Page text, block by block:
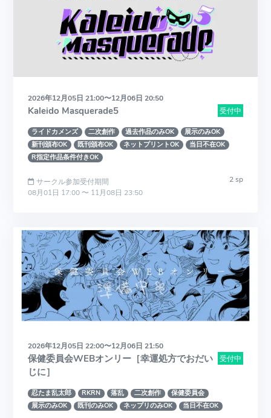
2026年12月05日 21:00〜12月06日 20:50
受付中
Kaleido Masquerade5
ライドカメンズ 二次創作 過去作品のみOK
展示のみOK
新刊頒布OK
既刊頒布OK ネットプリントOK
当日不在OK
R指定作品条件付きOK
2 sp
サークル参加受付期間
08月01日 17:00 〜 11月08日 23:50
2026年12月05日 22:00〜12月06日 21:50
受付中
保健委員会WEBオンリー［幸運処方でおだい
じに］
忍たま乱太郎 RKRN 落乱 二次創作
保健委員会
展示のみOK
既刊のみOK ネップリのみOK 当日不在OK